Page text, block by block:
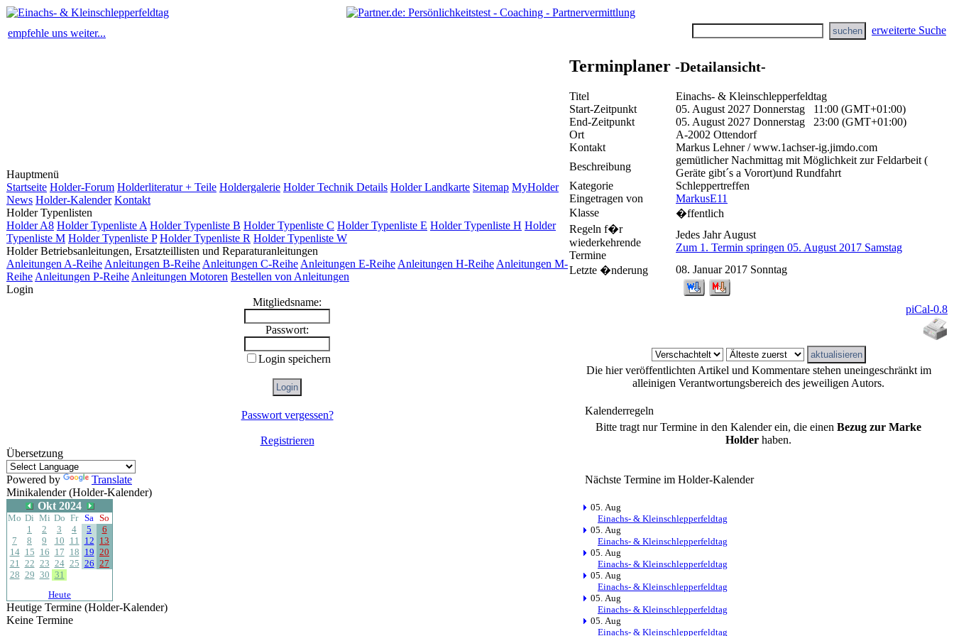
empfehle uns weiter... erweiterte Suche
Hauptmenü
Startseite Holder-Forum Holderliteratur + Teile Holdergalerie Holder Technik Details Holder Landkarte Sitemap MyHolder
News Holder-Kalender Kontakt
Holder Typenlisten
Holder A8 Holder Typenliste A Holder Typenliste B Holder Typenliste C Holder Typenliste E Holder Typenliste H Holder
Typenliste M Holder Typenliste P Holder Typenliste R Holder Typenliste W
Holder Betriebsanleitungen, Ersatzteillisten und Reparaturanleitungen
Anleitungen A-Reihe Anleitungen B-Reihe Anleitungen C-Reihe Anleitungen E-Reihe Anleitungen H-Reihe Anleitungen M-
Reihe Anleitungen P-Reihe Anleitungen Motoren Bestellen von Anleitungen
Login
Mitgliedsname:
Passwort:
Login speichern
Passwort vergessen?
Registrieren
Übersetzung
Powered by
Translate
Minikalender (Holder-Kalender)
Okt 2024
Mo Di Mi Do Fr Sa So
1
2 3 4 5
6
7
8 9 10 11 12 13
14 15 16 17 18 19 20
21 22 23 24 25 26 27
28 29 30 31
Heute
Heutige Termine (Holder-Kalender)
Keine Termine
Terminplaner -Detailansicht-
Titel
Einachs- & Kleinschlepperfeldtag
Start-Zeitpunkt
05. August 2027 Donnerstag 11:00 (GMT+01:00)
End-Zeitpunkt
05. August 2027 Donnerstag 23:00 (GMT+01:00)
Ort
A-2002 Ottendorf
Kontakt
Markus Lehner / www.1achser-ig.jimdo.com
Beschreibung
gemütlicher Nachmittag mit Möglichkeit zur Feldarbeit (
Geräte gibt´s a Vorort)und Rundfahrt
Kategorie
Schleppertreffen
Eingetragen von
MarkusE11
Klasse
�ffentlich
Regeln f�r
wiederkehrende
Termine
Jedes Jahr August
Zum 1. Termin springen 05. August 2017 Samstag
Letzte �nderung
08. Januar 2017 Sonntag
piCal-0.8
Die hier veröffentlichten Artikel und Kommentare stehen uneingeschränkt im
alleinigen Verantwortungsbereich des jeweiligen Autors.
Kalenderregeln
Bitte tragt nur Termine in den Kalender ein, die einen Bezug zur Marke
Holder haben.
Nächste Termine im Holder-Kalender
05. Aug
Einachs- & Kleinschlepperfeldtag
05. Aug
Einachs- & Kleinschlepperfeldtag
05. Aug
Einachs- & Kleinschlepperfeldtag
05. Aug
Einachs- & Kleinschlepperfeldtag
05. Aug
Einachs- & Kleinschlepperfeldtag
05. Aug
Einachs- & Kleinschlepperfeldtag